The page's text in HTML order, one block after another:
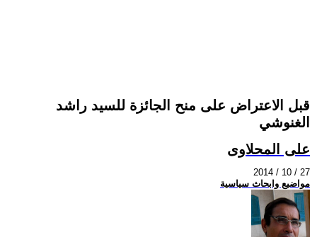
قبل الاعتراض على منح الجائزة للسيد راشد
الغنوشي
على المحلاوى
2014 / 10 / 27
مواضيع وابحاث سياسية